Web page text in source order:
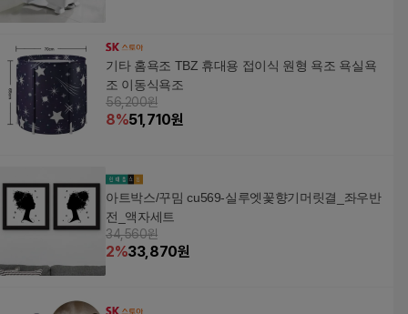
기타 홈욕조 TBZ 휴대용 접이식 원형 욕조 욕실욕
조 이동식욕조
56,200원
8%51,710원
아트박스/꾸밈 cu569-실루엣꽃향기머릿결_좌우반
전_액자세트
34,560원
2%33,870원